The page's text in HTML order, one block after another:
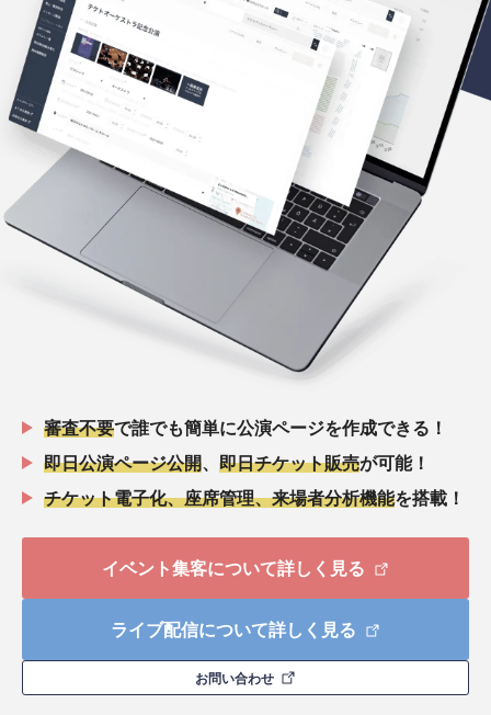
審査不要で誰でも簡単に公演ページを作成できる！
即日公演ページ公開
即日チケット販売が可能！
チケット電子化、座席管理、来場者分析機能を搭載！
イベント集客について詳しく見る
ライブ配信について詳しく見る
お問い合わせ